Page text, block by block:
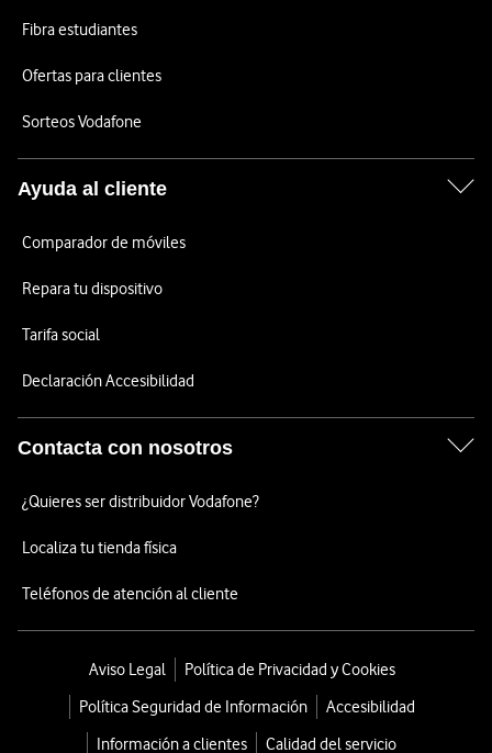
Fibra estudiantes
Ofertas para clientes
Sorteos Vodafone
Ayuda al cliente
Comparador de móviles
Repara tu dispositivo
Tarifa social
Declaración Accesibilidad
Contacta con nosotros
¿Quieres ser distribuidor Vodafone?
Localiza tu tienda física
Teléfonos de atención al cliente
Aviso Legal
Política de Privacidad y Cookies
Política Seguridad de Información
Accesibilidad
Información a clientes
Calidad del servicio